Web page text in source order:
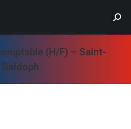
(H/F) – Saint-
Baldoph